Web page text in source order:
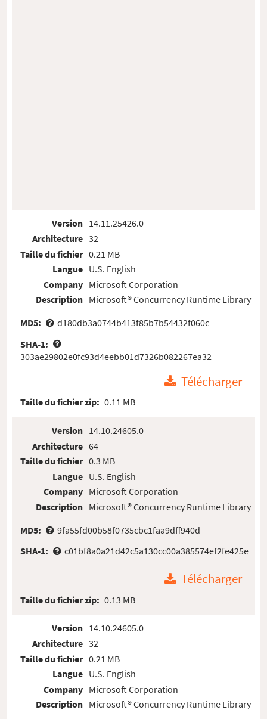
Version
Architecture
Taille du fichier
Langue
Company
Description
14.11.25426.0
32
0.21 MB
U.S. English
Microsoft Corporation
Microsoft® Concurrency Runtime Library
MD5:
d180db3a0744b413f85b7b54432f060c
SHA-1:
303ae29802e0fc93d4eebb01d7326b082267ea32
Télécharger
Taille du fichier zip: 0.11 MB
Version
Architecture
Taille du fichier
Langue
Company
Description
14.10.24605.0
64
0.3 MB
U.S. English
Microsoft Corporation
Microsoft® Concurrency Runtime Library
MD5:
9fa55fd00b58f0735cbc1faa9dff940d
SHA-1:
c01bf8a0a21d42c5a130cc00a385574ef2fe425e
Télécharger
Taille du fichier zip: 0.13 MB
Version
Architecture
Taille du fichier
Langue
Company
Description
14.10.24605.0
32
0.21 MB
U.S. English
Microsoft Corporation
Microsoft® Concurrency Runtime Library